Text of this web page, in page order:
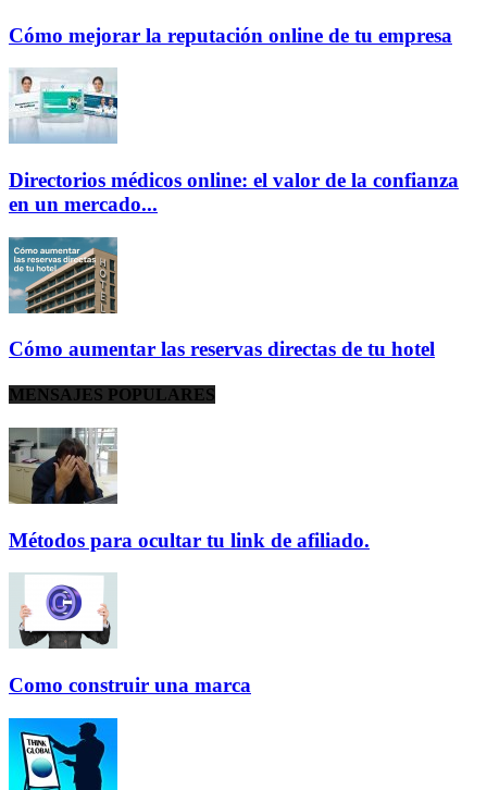
Cómo mejorar la reputación online de tu empresa
Directorios médicos online: el valor de la confianza
en un mercado...
Cómo aumentar las reservas directas de tu hotel
MENSAJES POPULARES
Métodos para ocultar tu link de afiliado.
Como construir una marca